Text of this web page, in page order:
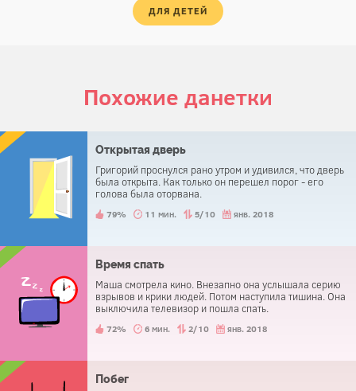
ДЛЯ ДЕТЕЙ
Похожие данетки
Открытая дверь
Григорий проснулся рано утром и удивился, что дверь
была открыта. Как только он перешел порог - его
голова была оторвана.
79% 11 мин. 5/10 янв. 2018
Время спать
Маша смотрела кино. Внезапно она услышала серию
взрывов и крики людей. Потом наступила тишина. Она
выключила телевизор и пошла спать.
72% 6 мин. 2/10 янв. 2018
Побег